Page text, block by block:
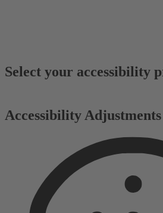
Accessibility Adjustments
Select your accessibility